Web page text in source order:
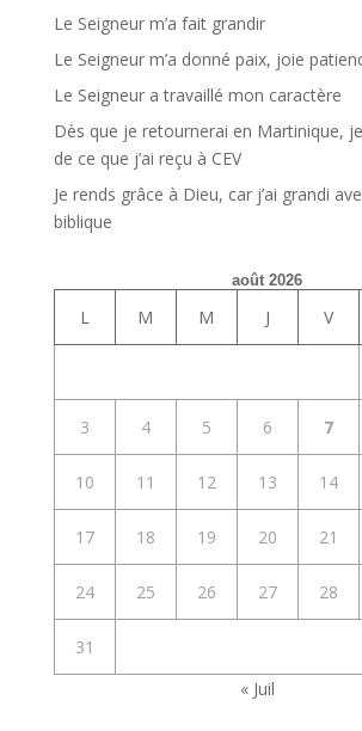
Le Seigneur m’a fait grandir
Le Seigneur m’a donné paix, joie
Le Seigneur a travaillé mon caractère
Dès que je retournerai en Martinique,
de ce que j’ai reçu à CEV
Je rends grâce à Dieu, car j’ai grandi
biblique
août 2026
L M M J V
3 4 5 6 7
10 11 12 13 14
17 18 19 20 21
24 25 26 27 28
31
« Juil